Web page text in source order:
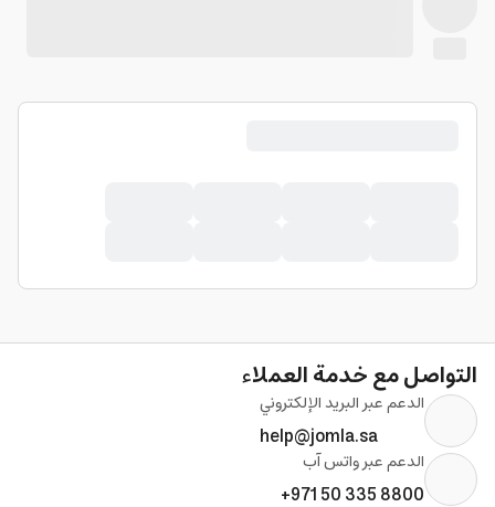
التواصل مع خدمة العملاء
الدعم عبر البريد الإلكتروني
help@jomla.sa
الدعم عبر واتس آب
+971 50 335 8800